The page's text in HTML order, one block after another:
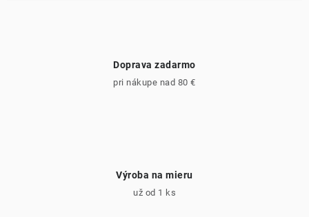
Doprava zadarmo
pri nákupe nad 80 €
Výroba na mieru
už od 1 ks